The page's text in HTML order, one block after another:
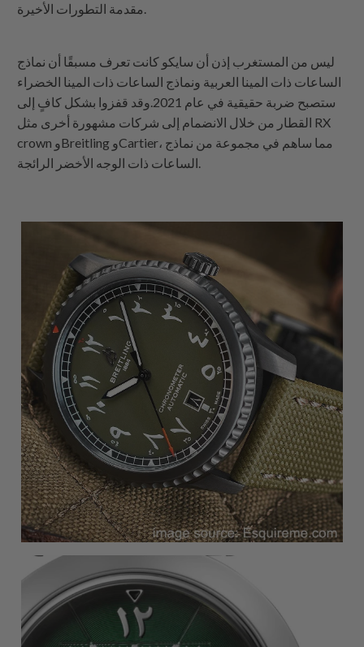
ليس من المستغرب إذن أن سايكو كانت تعرف مسبقًا أن نماذج
الساعات ذات المينا العربية ونماذج الساعات ذات المينا الخضراء
ستصبح ضربة حقيقية في عام 2021.وقد قفزوا بشكل كافٍ إلى
القطار من خلال الانضمام إلى شركات مشهورة أخرى مثل RX
crown وBreitling وCartier، مما ساهم في مجموعة من نماذج